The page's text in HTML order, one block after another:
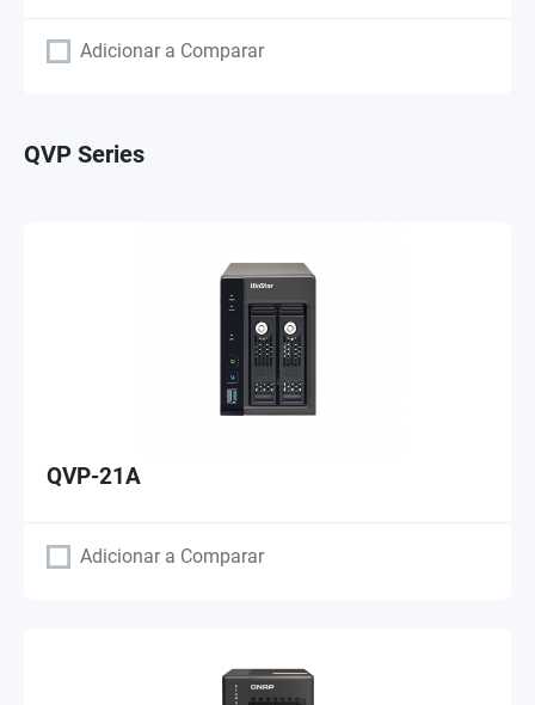
Adicionar a Comparar
QVP Series
QVP-21A
Adicionar a Comparar